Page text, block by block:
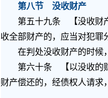
第八节 没收财产
第五十九条 【没收财
收全部财产的，应当对犯罪
在判处没收财产的时候，
第六十条 【以没收的财
财产偿还的，经债权人请求